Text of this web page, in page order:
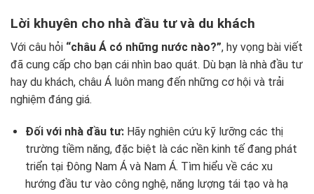
Lời khuyên cho nhà đầu tư và du khách
Với câu hỏi “châu Á có những nước nào?”, hy vọng bài viết
đã cung cấp cho bạn cái nhìn bao quát. Dù bạn là nhà đầu tư
hay du khách, châu Á luôn mang đến những cơ hội và trải
nghiệm đáng giá.
Đối với nhà đầu tư:Hãy nghiên cứu kỹ lưỡng các thị
trường tiềm năng, đặc biệt là các nền kinh tế đang phát
triển tại Đông Nam Á và Nam Á. Tìm hiểu về các xu
hướng đầu tư vào công nghệ, năng lượng tái tạo và hạ